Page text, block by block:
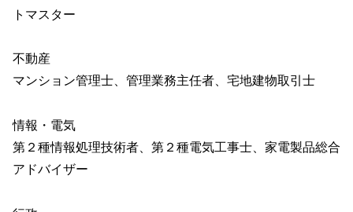
トマスター
不動産
マンション管理士、管理業務主任者、宅地建物取引士
情報・電気
第２種情報処理技術者、第２種電気工事士、家電製品総合
アドバイザー